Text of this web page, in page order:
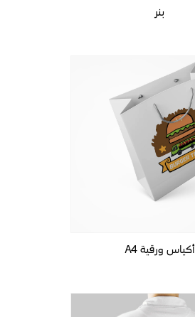
بنر
أكياس ورقية A4